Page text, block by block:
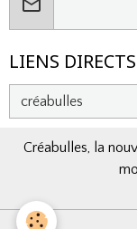
LIENS DIRECTS
Créabulles, la